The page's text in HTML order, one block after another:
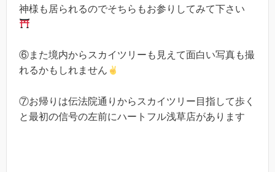
神様も居られるのでそちらもお参りしてみて下さい
⑥また境内からスカイツリーも見えて面白い写真も撮
れるかもしれません
⑦お帰りは伝法院通りからスカイツリー目指して歩く
と最初の信号の左前にハートフル浅草店があります